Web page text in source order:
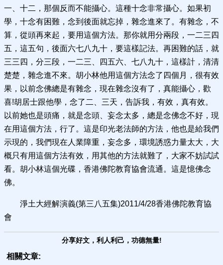
一、十二，那個反而不能攝心。這種十念非常攝心。如果初
學，十念有困難，念到後面就忘掉，雜念進來了。有雜念，不
算，從頭再來起，要用這個方法。那你就用分兩段，一二三四
五，這五句，後面六七八九十，要這樣記法。再困難的話，就
三三四，分三段，一二三、四五六、七八九十，這樣計，清清
楚楚，雜念進不來。胡小林他用這個方法念了四個月，很有效
果，以前念佛總是有雜念，現在雜念沒有了，真能攝心，歡
喜!胡居士跟他學，念了二、三天，告訴我，有效，真有效。
以前她也是頭痛，就是念頭、妄念太多，總是念佛念不好，現
在用這個方法，行了。這是印光老法師的方法，他也是給我們
示現的，我們現在人業障重，妄念多，環境誘惑力量太大，大
概只有用這個方法有效，用其他的方法就難了，大家不妨試試
看。胡小林這個光碟，香港佛陀教育協會流通。這是憶佛念
佛。
淨土大經解演義(第三八五集)2011/4/28香港佛陀教育協
會
分享好文，利人利己，功德無量!
相關文章: